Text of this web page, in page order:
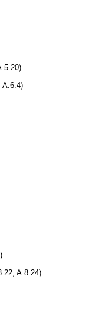
A.6.4)
A.8.24)